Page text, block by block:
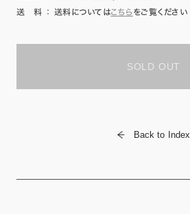
送 料
： 送料についてはこちら をご覧ください
SOLD OUT
Back to Index